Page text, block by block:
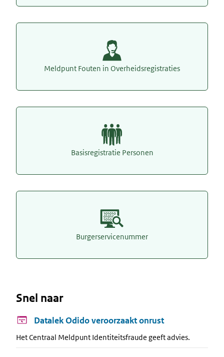
Meldpunt Fouten in Overheidsregistraties
Basisregistratie Personen
Burgerservicenummer
Snel naar
Datalek Odido veroorzaakt onrust
Het Centraal Meldpunt Identiteitsfraude geeft advies.